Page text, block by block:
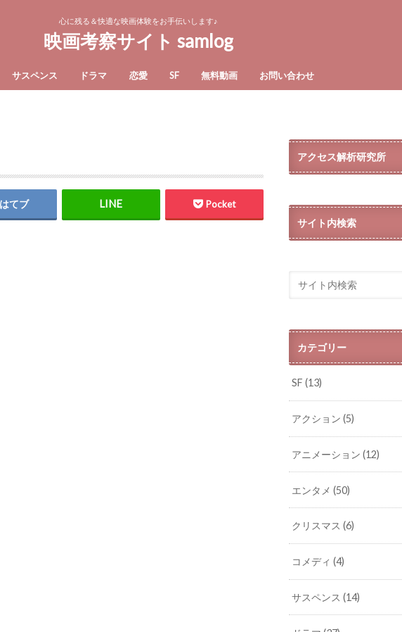
心に残る＆快適な映画体験をお手伝いします♪
映画考察サイト samlog
サスペンス ドラマ 恋愛 SF 無料動画 お問い合わせ
はてブ Pocket
アクセス解析研究所
サイト内検索
カテゴリー
SF(13)
アクション(5)
アニメーション(12)
エンタメ(50)
クリスマス(6)
コメディ(4)
サスペンス(14)